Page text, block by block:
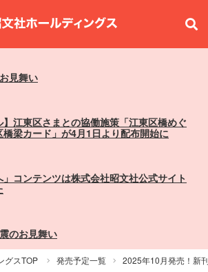
見舞い
】江東区さまとの協働施策「江東区橋めぐ
橋梁カード」が4月1日より配布開始に
」コンテンツは株式会社昭文社公式サイト
のお見舞い
グスTOP 発売予定一覧 2025年10月発売！新